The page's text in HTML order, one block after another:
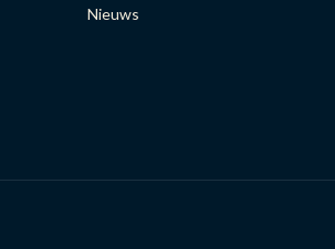
Nieuws